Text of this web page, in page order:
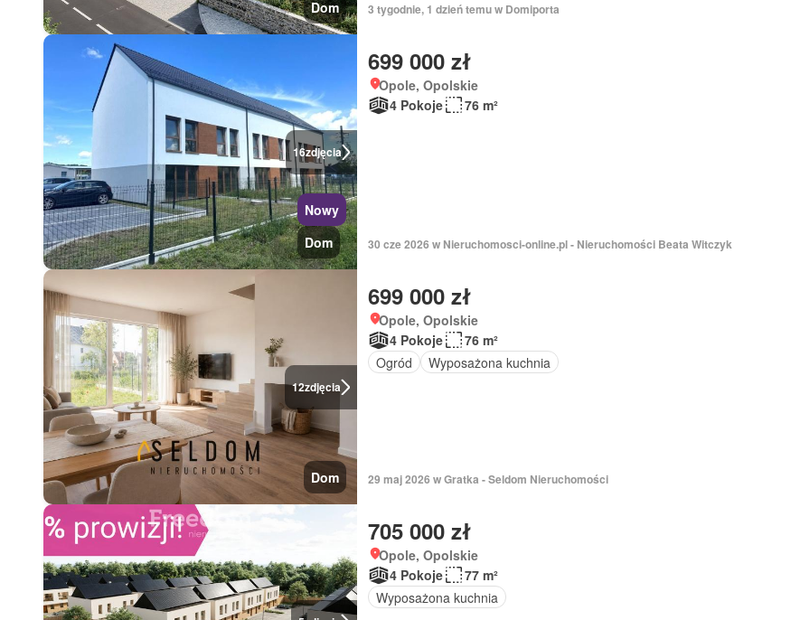
Dom 3 tygodnie, 1 dzień temu w Domiporta
16zdjęcia
Nowy
Dom
699 000 zł
Opole, Opolskie
4 Pokoje
76 m²
30 cze 2026 w Nieruchomosci-online.pl - Nieruchomości Beata Witczyk
12zdjęcia
Dom
699 000 zł
Opole, Opolskie
4 Pokoje
76 m²
Ogród
Wyposażona kuchnia
29 maj 2026 w Gratka - Seldom Nieruchomości
705 000 zł
Opole, Opolskie
4 Pokoje
77 m²
Wyposażona kuchnia